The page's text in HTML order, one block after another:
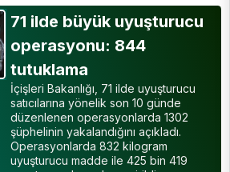
71 ilde büyük uyuşturucu
operasyonu: 844
tutuklama
İçişleri Bakanlığı, 71 ilde uyuşturucu
satıcılarına yönelik son 10 günde
düzenlenen operasyonlarda 1302
şüphelinin yakalandığını açıkladı.
Operasyonlarda 832 kilogram
uyuşturucu madde ile 425 bin 419